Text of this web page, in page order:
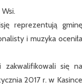
reprezentują gminę
i muzyka oceniła
się na
2017 r. w Kasince